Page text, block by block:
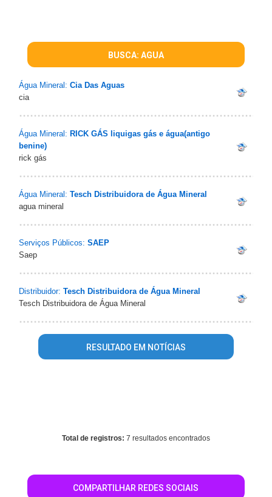
BUSCA: AGUA
Água Mineral: Cia Das Aguas
cia
Água Mineral: RICK GÁS liquigas gás e água(antigo
benine)
rick gás
Água Mineral: Tesch Distribuidora de Água Mineral
agua mineral
Serviços Públicos: SAEP
Saep
Distribuidor: Tesch Distribuidora de Água Mineral
Tesch Distribuidora de Água Mineral
RESULTADO EM NOTÍCIAS
Total de registros: 7 resultados encontrados
COMPARTILHAR REDES SOCIAIS